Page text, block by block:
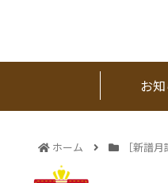
お
ホーム ［新譜